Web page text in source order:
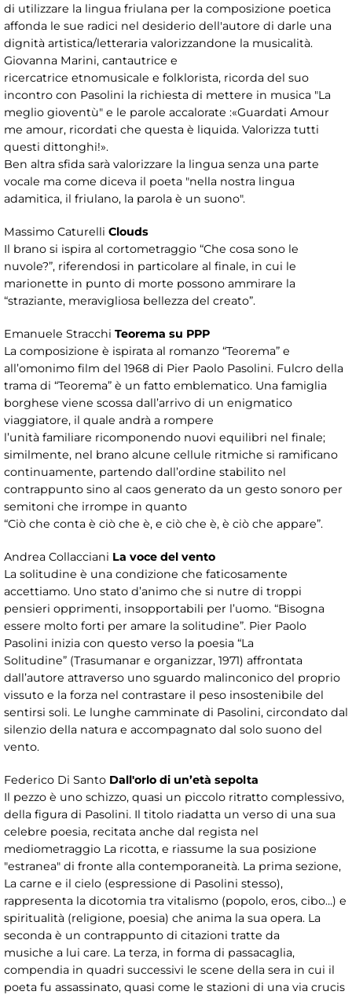
di utilizzare la lingua friulana per la composizione poetica
affonda le sue radici nel desiderio dell'autore di darle una
dignità artistica/letteraria valorizzandone la musicalità.
Giovanna Marini, cantautrice e
ricercatrice etnomusicale e folklorista, ricorda del suo
incontro con Pasolini la richiesta di mettere in musica "La
meglio gioventù" e le parole accalorate :«Guardati Amour
me amour, ricordati che questa è liquida. Valorizza tutti
questi dittonghi!».
Ben altra sfida sarà valorizzare la lingua senza una parte
vocale ma come diceva il poeta "nella nostra lingua
adamitica, il friulano, la parola è un suono".
Massimo Caturelli Clouds
Il brano si ispira al cortometraggio “Che cosa sono le
nuvole?”, riferendosi in particolare al finale, in cui le
marionette in punto di morte possono ammirare la
“straziante, meravigliosa bellezza del creato”.
Emanuele Stracchi Teorema su PPP
La composizione è ispirata al romanzo “Teorema” e
all’omonimo film del 1968 di Pier Paolo Pasolini. Fulcro della
trama di “Teorema” è un fatto emblematico. Una famiglia
borghese viene scossa dall’arrivo di un enigmatico
viaggiatore, il quale andrà a rompere
l’unità familiare ricomponendo nuovi equilibri nel finale;
similmente, nel brano alcune cellule ritmiche si ramificano
continuamente, partendo dall’ordine stabilito nel
contrappunto sino al caos generato da un gesto sonoro per
semitoni che irrompe in quanto
“Ciò che conta è ciò che è, e ciò che è, è ciò che appare”.
Andrea Collacciani La voce del vento
La solitudine è una condizione che faticosamente
accettiamo. Uno stato d’animo che si nutre di troppi
pensieri opprimenti, insopportabili per l’uomo. “Bisogna
essere molto forti per amare la solitudine”. Pier Paolo
Pasolini inizia con questo verso la poesia “La
Solitudine” (Trasumanar e organizzar, 1971) affrontata
dall’autore attraverso uno sguardo malinconico del proprio
vissuto e la forza nel contrastare il peso insostenibile del
sentirsi soli. Le lunghe camminate di Pasolini, circondato dal
silenzio della natura e accompagnato dal solo suono del
vento.
Federico Di Santo Dall'orlo di un’età sepolta
Il pezzo è uno schizzo, quasi un piccolo ritratto complessivo,
della figura di Pasolini. Il titolo riadatta un verso di una sua
celebre poesia, recitata anche dal regista nel
mediometraggio La ricotta, e riassume la sua posizione
"estranea" di fronte alla contemporaneità. La prima sezione,
La carne e il cielo (espressione di Pasolini stesso),
rappresenta la dicotomia tra vitalismo (popolo, eros, cibo…) e
spiritualità (religione, poesia) che anima la sua opera. La
seconda è un contrappunto di citazioni tratte da
musiche a lui care. La terza, in forma di passacaglia,
compendia in quadri successivi le scene della sera in cui il
poeta fu assassinato, quasi come le stazioni di una via crucis